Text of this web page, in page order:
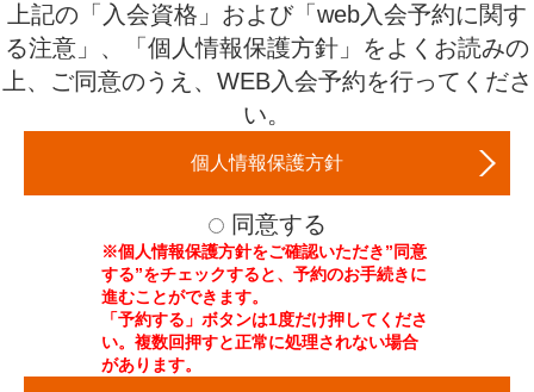
体調不良、伝染病など他人に伝染または感染する恐れのある疾病を
有する方。
会員の言動に対して、当クラブの安全配慮および秩序の維持から、
当社が不適当と判断した方。
自身の行動に制御が効かない状況にあり、他の利用者に影響が及ぶ
クラブの退会・休会等の各種手続きに関しては、変更希望月前月の1
日〜10日が手続き期間となります。
各種手続きには、署名が必要です。
※電話・Fax.・Ｅメール及びホームページからのお問合せではお受
けできません。
ご契約はご利用の有無にかかわらず、退会の手続きが完了するまで
継続されます。
自動返信メールが未着の場合でも、web入会予約完了時に画面に表
示されます「予約番号」を店舗フロントにてお伝えいただければご
入会手続は可能です。ご入会手続き時にメールアドレスを確認させ
ていただきます。
≪ご入会手続きに必要なもの≫
・発行された予約番号・入会金 （※スクール会員のみ。個人会員
は入会金はございません。）
・登録手数料（※キャンペーン内容やキャンペーン期間により金額
・通帳など口座情報がわかるもの
・金融機関届出印
・免許証など本人様が確認できるもの
入力途中で画面を長時間放置しますと、システムが中断される場合
がございます。このとき入力途中のデータは全て消去されますので
ご注意下さい。
上記の「入会資格」および「web入会予約に関す
る注意」、「個人情報保護方針」を よくお読みの
上、ご同意のうえ、WEB入会予約を行ってくださ
い。
個人情報保護方針
同意する
※個人情報保護方針をご確認いただき”同意
する”をチェックすると、予約のお手続きに
進むことができます。
「予約する」ボタンは1度だけ押してくださ
い。複数回押すと正常に処理されない場合
があります。